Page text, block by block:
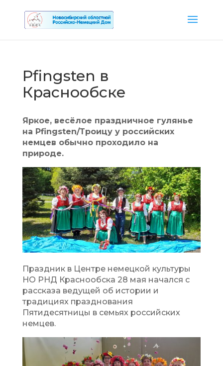
Pfingsten в
Краснообске
Яркое, весёлое праздничное гулянье
на Pfingsten/Троицу у российских
немцев обычно проходило на
природе.
Праздник в Центре немецкой культуры
НО РНД Краснообска 28 мая начался с
рассказа ведущей об истории и
традициях празднования
Пятидесятницы в семьях российских
немцев.